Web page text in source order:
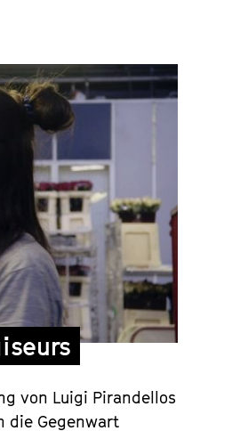
von Luigi Pirandellos
die Gegenwart